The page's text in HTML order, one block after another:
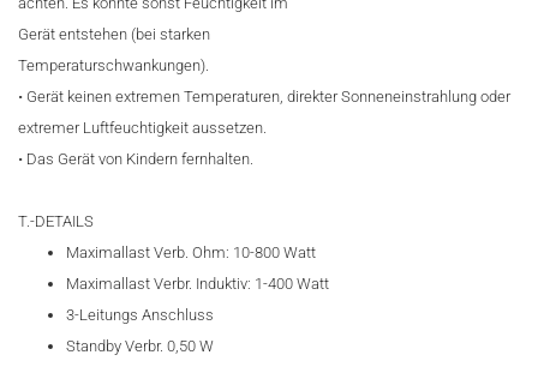
Gerät entstehen (bei starken
Temperaturschwankungen).
• Gerät keinen extremen Temperaturen, direkter Sonneneinstrahlung oder
extremer Luftfeuchtigkeit aussetzen.
• Das Gerät von Kindern fernhalten.
T.-DETAILS
Maximallast Verb. Ohm: 10-800 Watt
Maximallast Verbr. Induktiv: 1-400 Watt
3-Leitungs Anschluss
Standby Verbr. 0,50 W